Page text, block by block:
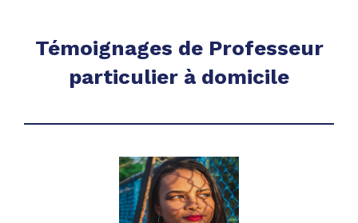
Témoignages de Professeur
particulier à domicile